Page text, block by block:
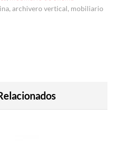
, archivero vertical, mobiliario